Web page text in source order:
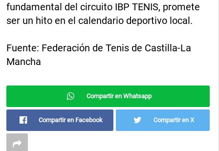
fundamental del circuito IBP TENIS, promete
ser un hito en el calendario deportivo local.
Fuente: Federación de Tenis de Castilla-La
Mancha
Compartir en Whatsapp
Compartir en Facebook Compartir en X